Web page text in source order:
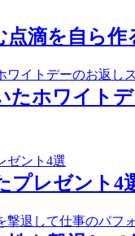
点滴を自ら作
たホワイト
プレゼント4